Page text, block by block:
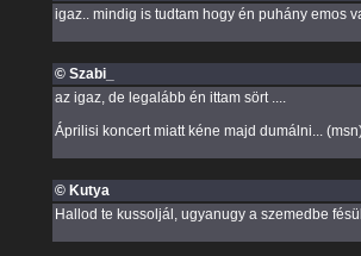
igaz.. mindig is tudtam hogy én puhány emos
© Szabi_
az igaz, de legalább én ittam sört ....
Áprilisi koncert miatt kéne majd dumálni...
© Kutya
Hallod te kussoljál, ugyanugy a szemedbe